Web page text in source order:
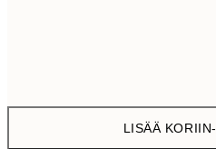
LISÄÄ KORIIN-